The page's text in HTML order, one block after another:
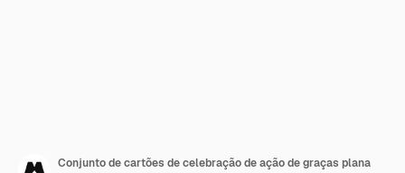
Conjunto de cartões de celebração de ação de graças plana